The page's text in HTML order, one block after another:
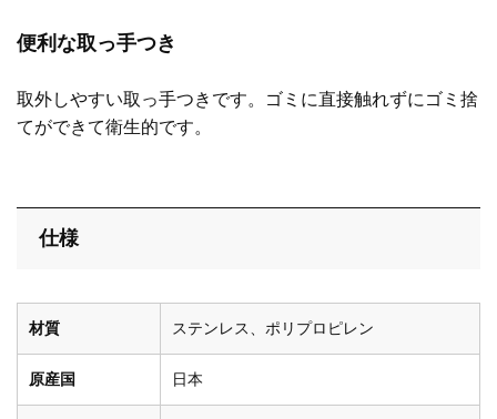
便利な取っ手つき
取外しやすい取っ手つきです。ゴミに直接触れずにゴミ捨
てができて衛生的です。
仕様
材質 ステンレス、ポリプロピレン
原産国 日本